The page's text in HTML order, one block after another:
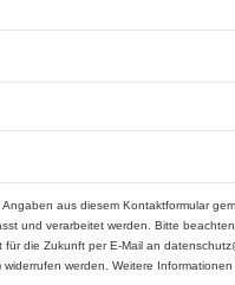
in der
im Bereich neuer
erfüllt
aus diesem Kontaktformular
und verarbeitet werden. Bitte
für die Zukunft per E-Mail an
werden. Weitere